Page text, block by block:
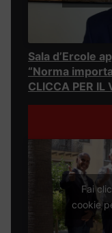
Sala d’Ercole
“Norma
CLICCA PER IL
Fai
cookie